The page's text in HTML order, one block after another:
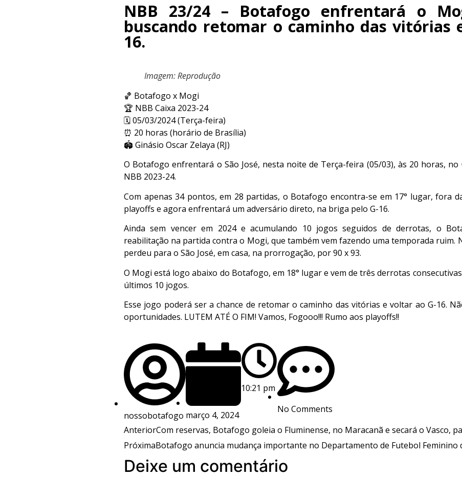
NBB 23/24 – Botafogo enfrentará o
buscando retomar o caminho das vitórias
16.
Imagem: Reprodução
🏀 Botafogo x Mogi
🏆 NBB Caixa 2023-24
🗓 05/03/2024 (Terça-feira)
⏰ 20 horas (horário de Brasília)
🏟 Ginásio Oscar Zelaya (RJ)
O Botafogo enfrentará o São José, nesta noite de Terça-feira (05/03), às 20 horas, no
NBB 2023-24.
Com apenas 34 pontos, em 28 partidas, o Botafogo encontra-se em 17° lugar, fora
playoffs e agora enfrentará um adversário direto, na briga pelo G-16.
Ainda sem vencer em 2024 e acumulando 10 jogos seguidos de derrotas, o
reabilitação na partida contra o Mogi, que também vem fazendo uma temporada
perdeu para o São José, em casa, na prorrogação, por 90 x 93.
O Mogi está logo abaixo do Botafogo, em 18° lugar e vem de três derrotas
últimos 10 jogos.
Esse jogo poderá ser a chance de retomar o caminho das vitórias e voltar ao G-16.
oportunidades. LUTEM ATÉ O FIM! Vamos, Fogooo!!! Rumo aos playoffs!!
nossobotafogo março 4, 2024
10:21 pm
No Comments
AnteriorCom reservas, Botafogo goleia o Fluminense, no Maracanã e secará o Vasco,
PróximaBotafogo anuncia mudança importante no Departamento de Futebol Feminino
Deixe um comentário